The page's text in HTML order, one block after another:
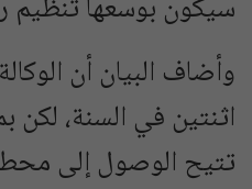
وأضاف البيان أن
اثنتين في السنة،
تتيح الوصول إلى